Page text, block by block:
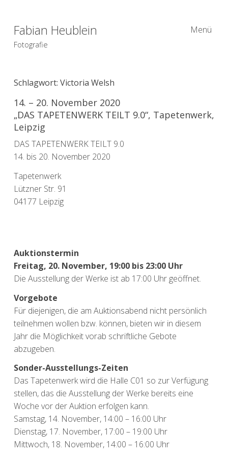
Fabian Heublein
Fotografie
Menü
Schlagwort: Victoria Welsh
14. – 20. November 2020
„DAS TAPETENWERK TEILT 9.0“, Tapetenwerk,
Leipzig
DAS TAPETENWERK TEILT 9.0
14. bis 20. November 2020
Tapetenwerk
Lützner Str. 91
04177 Leipzig
Auktionstermin
Freitag, 20. November, 19:00 bis 23:00 Uhr
Die Ausstellung der Werke ist ab 17:00 Uhr geöffnet.
Vorgebote
Für diejenigen, die am Auktionsabend nicht persönlich
teilnehmen wollen bzw. können, bieten wir in diesem
Jahr die Möglichkeit vorab schriftliche Gebote
abzugeben.
Sonder-Ausstellungs-Zeiten
Das Tapetenwerk wird die Halle C01 so zur Verfügung
stellen, das die Ausstellung der Werke bereits eine
Woche vor der Auktion erfolgen kann.
Samstag, 14. November, 14:00 – 16:00 Uhr
Dienstag, 17. November, 17:00 – 19:00 Uhr
Mittwoch, 18. November, 14:00 – 16:00 Uhr